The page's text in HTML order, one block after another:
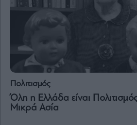
Πολιτισμός
Όλη η Ελλάδα είναι
Μικρά Ασία